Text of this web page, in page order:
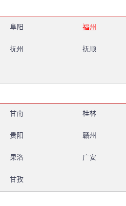
阜阳 福州
抚州 抚顺
甘南 桂林
贵阳 赣州
果洛 广安
甘孜